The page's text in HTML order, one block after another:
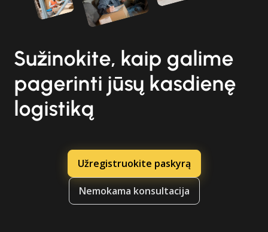
Sužinokite, kaip galime
pagerinti jūsų kasdienę
logistiką
Užregistruokite paskyrą
Nemokama konsultacija